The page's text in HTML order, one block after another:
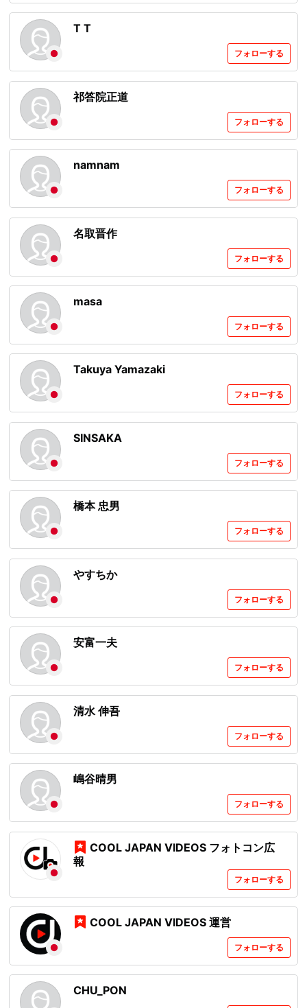
T T
フォローする
祁答院正道
フォローする
namnam
フォローする
名取晋作
フォローする
masa
フォローする
Takuya Yamazaki
フォローする
SINSAKA
フォローする
橋本 忠男
フォローする
やすちか
フォローする
安富一夫
フォローする
清水 伸吾
フォローする
嶋谷晴男
フォローする
COOL JAPAN VIDEOS フォトコン広
報
フォローする
COOL JAPAN VIDEOS 運営
フォローする
CHU_PON